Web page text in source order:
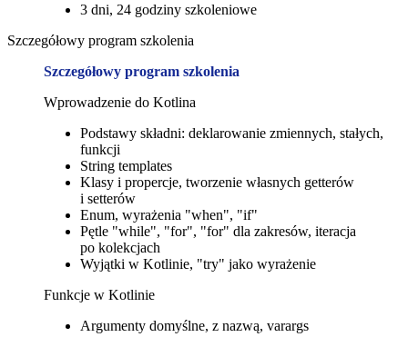
3 dni, 24 godziny szkoleniowe
Szczegółowy program szkolenia
Szczegółowy program szkolenia
Wprowadzenie do Kotlina
Podstawy składni: deklarowanie zmiennych, stałych,
funkcji
String templates
Klasy i propercje, tworzenie własnych getterów
i setterów
Enum, wyrażenia "when", "if"
Pętle "while", "for", "for" dla zakresów, iteracja
po kolekcjach
Wyjątki w Kotlinie, "try" jako wyrażenie
Funkcje w Kotlinie
Argumenty domyślne, z nazwą, varargs